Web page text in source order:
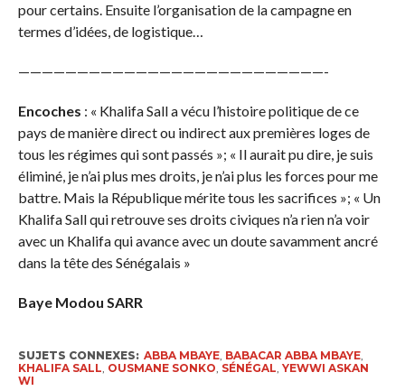
pour certains. Ensuite l’organisation de la campagne en
termes d’idées, de logistique…
——————————————————————————-
Encoches : « Khalifa Sall a vécu l’histoire politique de ce
pays de manière direct ou indirect aux premières loges de
tous les régimes qui sont passés »; « Il aurait pu dire, je suis
éliminé, je n’ai plus mes droits, je n’ai plus les forces pour me
battre. Mais la République mérite tous les sacrifices »; « Un
Khalifa Sall qui retrouve ses droits civiques n’a rien n’a voir
avec un Khalifa qui avance avec un doute savamment ancré
dans la tête des Sénégalais »
Baye Modou SARR
SUJETS CONNEXES: ABBA MBAYE, BABACAR ABBA MBAYE,
KHALIFA SALL, OUSMANE SONKO, SÉNÉGAL, YEWWI ASKAN
WI